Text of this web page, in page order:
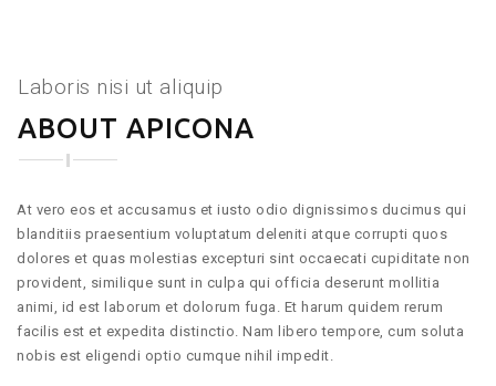
Laboris nisi ut aliquip
ABOUT APICONA
At vero eos et accusamus et iusto odio dignissimos ducimus qui
blanditiis praesentium voluptatum deleniti atque corrupti quos
dolores et quas molestias excepturi sint occaecati cupiditate non
provident, similique sunt in culpa qui officia deserunt mollitia
animi, id est laborum et dolorum fuga. Et harum quidem rerum
facilis est et expedita distinctio. Nam libero tempore, cum soluta
nobis est eligendi optio cumque nihil impedit.